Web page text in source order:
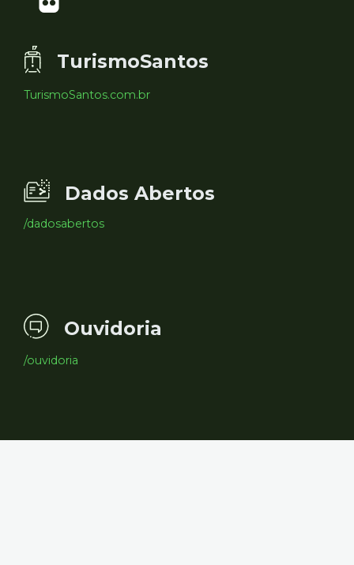
TurismoSantos
TurismoSantos.com.br
Dados Abertos
/dadosabertos
Ouvidoria
/ouvidoria